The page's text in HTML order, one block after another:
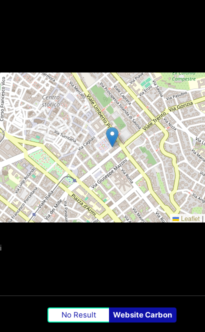
Leaflet |
No Result Website Carbon